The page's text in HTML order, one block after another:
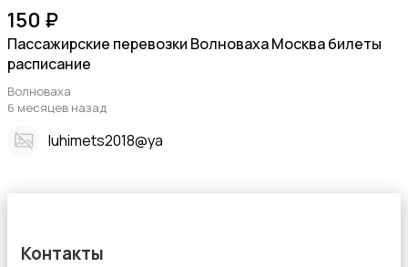
150 ₽
Пассажирские перевозки Волноваха Москва билеты
расписание
Волноваха
6 месяцев назад
Iuhimets2018@ya
Контакты